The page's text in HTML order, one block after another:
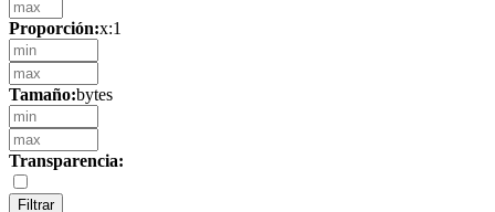
Proporción:x:1
Tamaño:bytes
Transparencia: